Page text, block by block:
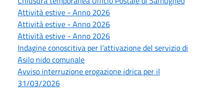
Attività estive - Anno 2026
Attività estive - Anno 2026
Attività estive - Anno 2026
Indagine conoscitiva per l’attivazione del servizio di
Asilo nido comunale
Avviso interruzione erogazione idrica per il
31/03/2026